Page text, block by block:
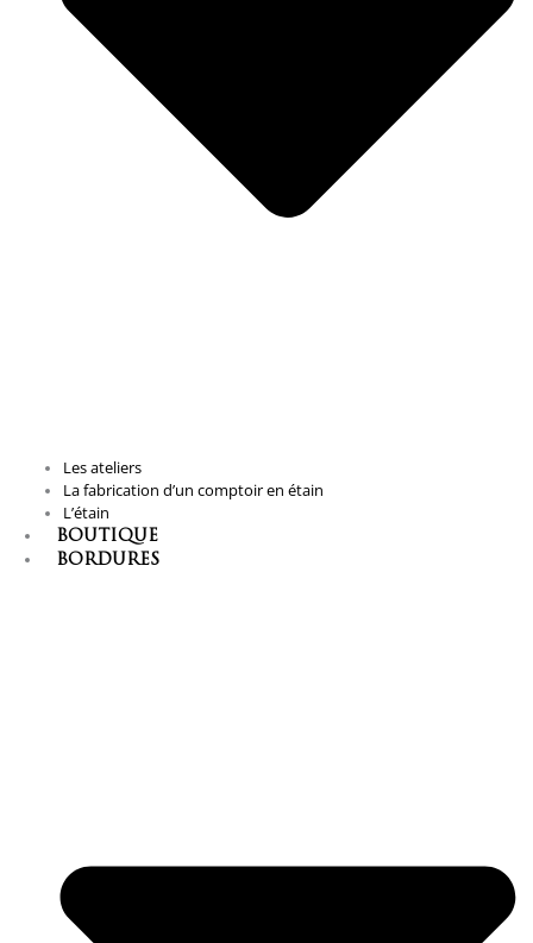
Les ateliers
La fabrication d’un comptoir en étain
L’étain
BOUTIQUE
BORDURES